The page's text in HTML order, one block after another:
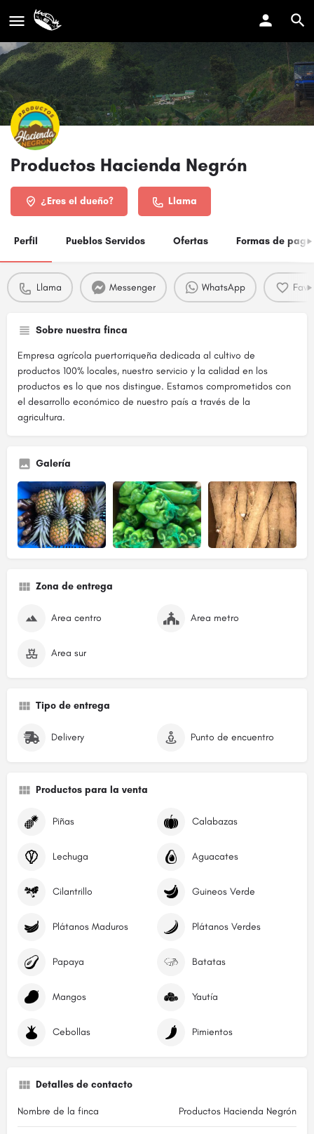
Productos Hacienda Negrón
¿Eres el dueño? Llama
Perfil Pueblos Servidos Ofertas Formas de pago
Llama Messenger WhatsApp
Sobre nuestra finca
Empresa agrícola puertorriqueña dedicada al cultivo de
productos 100% locales, nuestro servicio y la calidad en los
productos es lo que nos distingue. Estamos comprometidos con
el desarrollo económico de nuestro país a través de la
agricultura.
Galería
Zona de entrega
Area centro Area metro
Area sur
Tipo de entrega
Delivery Punto de encuentro
Productos para la venta
Piñas Calabazas
Lechuga Aguacates
Cilantrillo Guineos Verde
Plátanos Maduros Plátanos Verdes
Papaya Batatas
Mangos Yautía
Cebollas Pimientos
Detalles de contacto
Nombre de la finca Productos Hacienda Negrón